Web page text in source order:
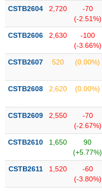
Niêm
mới
yết
bổ
Hủy
biệt
được
CSTB2604 2,720
-70
(-2.51%)
CSTB2606 2,630
-100
(-3.66%)
CSTB2607 520 (0.00%)
CSTB2608 2,620 (0.00%)
CSTB2609 2,550
-70
(-2.67%)
CSTB2610 1,650
90
(+5.77%)
CSTB2611 1,520
-60
(-3.80%)
PHÁI
PHIẾU
CÔNG
CỤ